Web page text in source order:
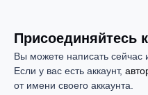
Присоединяйтесь
Вы можете написать сейчас
Если у вас есть аккаунт,
от имени своего аккаунта.